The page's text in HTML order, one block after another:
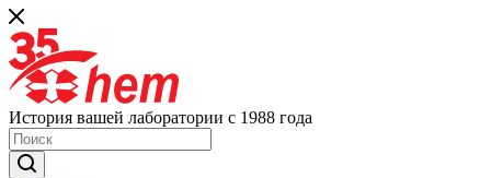
История вашей лаборатории с 1988 года